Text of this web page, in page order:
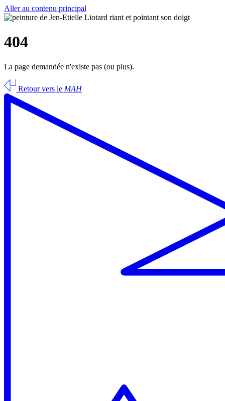
Aller au contenu principal
404
La page demandée n'existe pas (ou plus).
Retour vers le MAH